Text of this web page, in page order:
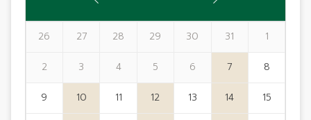
26 27 28 29 30 31 1
2 3 4 5 6 7 8
9 10 11 12 13 14 15